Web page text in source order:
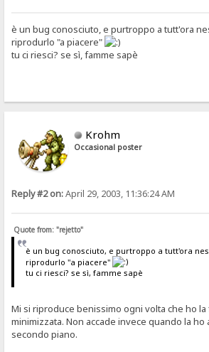
è un bug conosciuto, e purtroppo a tutt'ora
riprodurlo "a piacere"
tu ci riesci? se sì, famme sapè
Krohm
Occasional poster
Reply #2 on:April 29, 2003, 11:36:24 AM
Quote from: "rejetto"
è un bug conosciuto, e purtroppo a tutt'ora
riprodurlo "a piacere"
tu ci riesci? se sì, famme sapè
Mi si riproduce benissimo ogni volta che ho
minimizzata. Non accade invece quando la ho
secondo piano.